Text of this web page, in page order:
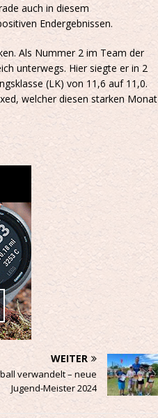
auch in diesem
Endergebnissen.
Als Nummer 2 im Team der
unterwegs. Hier siegte er in 2
(LK) von 11,6 auf 11,0.
welcher diesen starken Monat
WEITER
verwandelt – neue
Jugend-Meister 2024